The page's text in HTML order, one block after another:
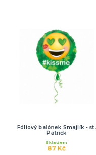
Fóliový balónek Smajlík - st.
Patrick
87 Kč
Skladem